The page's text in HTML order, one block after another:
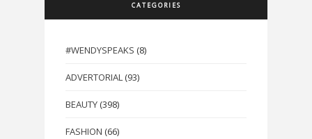
CATEGORIES
#WENDYSPEAKS (8)
ADVERTORIAL (93)
BEAUTY (398)
FASHION (66)